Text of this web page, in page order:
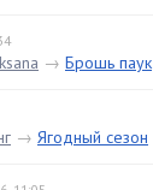
→ Брошь паук
→ Ягодный сезон